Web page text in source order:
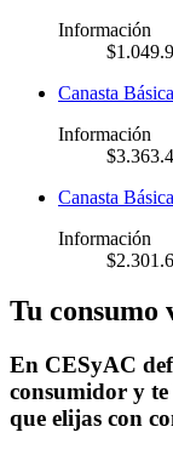
Información
Canasta
Información
Canasta
Información
Tu
En CESyAC
consumidor y
que elijas con